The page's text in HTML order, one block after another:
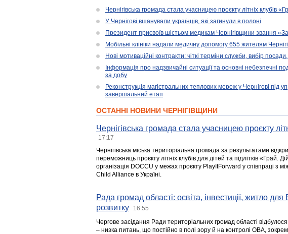
Чернігівська громада стала учасницею проєкту літніх клубів
У Чернігові вшанували українців, які загинули в полоні
Президент присвоїв шістьом медикам Чернігівщини звання
Мобільні клініки надали медичну допомогу 655 жителям
Нові мотиваційні контракти: чіткі терміни служби, вибір
Інформація про надзвичайні ситуації та основні небезпечні
за добу
Реконструкція магістральних теплових мереж у Чернігові
завершальний етап
ОСТАННІ НОВИНИ ЧЕРНІГІВЩИНИ
Чернігівська громада стала учасницею проєкту
17:17
Чернігівська міська територіальна громада за результатами
переможниць проєкту літніх клубів для дітей та підлітків «Грай.
організація DOCCU у межах проєкту PlayItForward у співпраці з
Child Alliance в Україні.
Рада громад області: освіта, інвестиції, житло
розвитку
16:55
Чергове засідання Ради територіальних громад області
– низка питань, що постійно в полі зору й на контролі ОВА,